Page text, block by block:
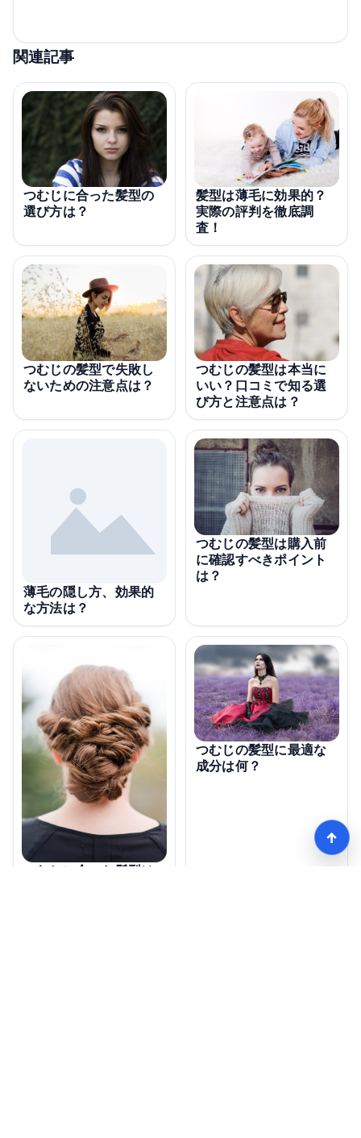
関連記事
つむじに合った髪型の
選び方は？
髪型は薄毛に効果的？
実際の評判を徹底調
査！
つむじの髪型で失敗し
ないための注意点は？
つむじの髪型は本当に
いい？口コミで知る選
び方と注意点は？
薄毛の隠し方、効果的
な方法は？
つむじの髪型は購入前
に確認すべきポイント
は？
つむじに合った髪型は
つむじの髪型に最適な
成分は何？
↑